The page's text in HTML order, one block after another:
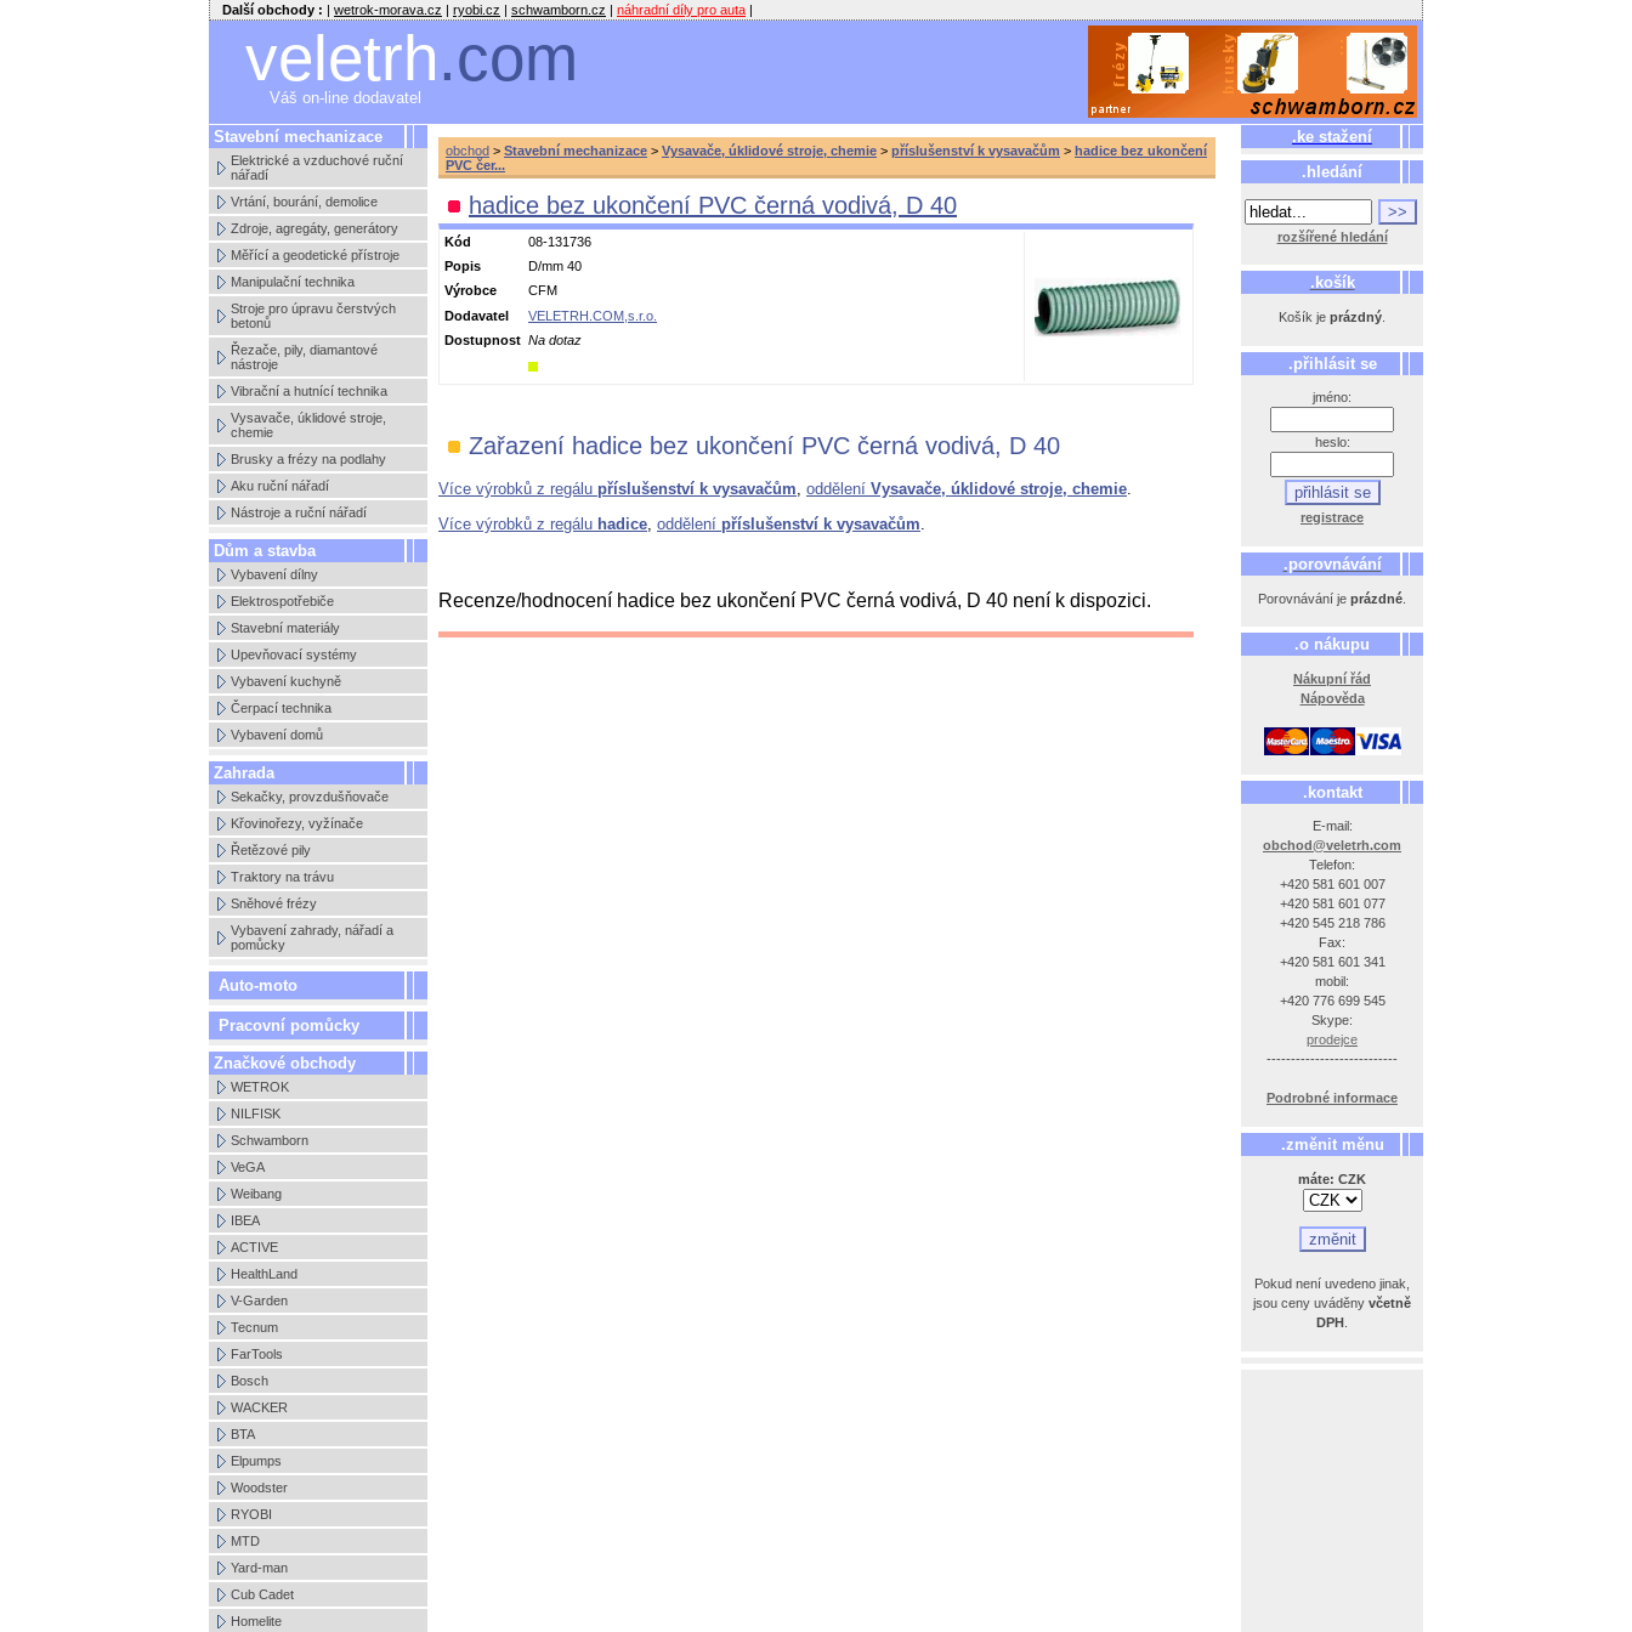
Další obchody : | wetrok-morava.cz | ryobi.cz | schwamborn.cz | náhradní díly pro auta |
veletrh.com
Váš on-line dodavatel
Stavební mechanizace
Elektrické a vzduchové ruční
nářadí
Vrtání, bourání, demolice
Zdroje, agregáty, generátory
Měřící a geodetické přístroje
Manipulační technika
Stroje pro úpravu čerstvých
betonů
Řezače, pily, diamantové
nástroje
Vibrační a hutnící technika
Vysavače, úklidové stroje,
chemie
Brusky a frézy na podlahy
Aku ruční nářadí
Nástroje a ruční nářadí
Dům a stavba
Vybavení dílny
Elektrospotřebiče
Stavební materiály
Upevňovací systémy
Vybavení kuchyně
Čerpací technika
Vybavení domů
Zahrada
Sekačky, provzdušňovače
Křovinořezy, vyžínače
Řetězové pily
Traktory na trávu
Sněhové frézy
Vybavení zahrady, nářadí a
pomůcky
Auto-moto
Pracovní pomůcky
Značkové obchody
WETROK
NILFISK
Schwamborn
VeGA
Weibang
IBEA
ACTIVE
HealthLand
V-Garden
Tecnum
FarTools
Bosch
WACKER
BTA
Elpumps
Woodster
RYOBI
MTD
Yard-man
Cub Cadet
Homelite
.ke stažení
.hledání
rozšířené hledání
.košík
Košík je prázdný
.přihlásit se
jméno:
heslo:
registrace
.porovnávání
Porovnávání je prázdné
.o nákupu
Nákupní řád
Nápověda
.kontakt
E-mail:
obchod@veletrh.com
Telefon:
+420 581 601 007
+420 581 601 077
+420 545 218 786
Fax:
+420 581 601 341
mobil:
+420 776 699 545
Skype:
prodejce
---------------------------
Podrobné informace
.změnit měnu
máte: CZK
Pokud není uvedeno jinak,
jsou ceny uváděny včetně
DPH
obchod > Stavební mechanizace > Vysavače, úklidové stroje, chemie > příslušenství k vysavačům > hadice bez ukončení
PVC čer...
hadice bez ukončení PVC černá vodivá, D 40
Kód
08-131736
Popis
D/mm 40
Výrobce
CFM
Dodavatel
VELETRH.COM,s.r.o.
Dostupnost Na dotaz
Zařazení hadice bez ukončení PVC černá vodivá, D 40
Více výrobků z regálu příslušenství k vysavačům, oddělení Vysavače, úklidové stroje, chemie.
Více výrobků z regálu hadice oddělení příslušenství k vysavačům
Recenze/hodnocení hadice bez ukončení PVC černá vodivá, D 40 není k dispozici.